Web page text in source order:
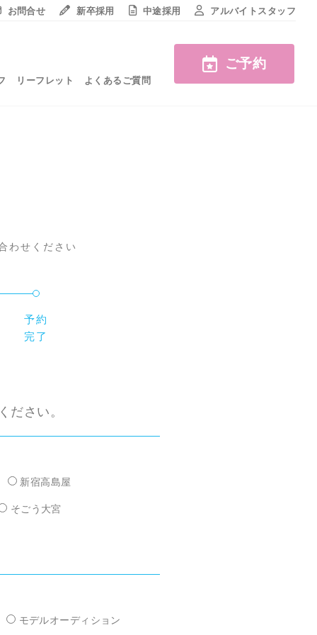
お問合せ 新卒採用 中途採用 アルバイトスタッフ
リーフレット よくあるご質問
ご予約
わせください
予約
完了
ださい。
新宿高島屋
そごう大宮
モデルオーディション